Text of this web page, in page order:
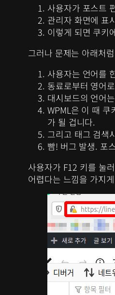
사용자가 포스트
관리자 화면에 표
이렇게 되면 쿠키
그러나 문제는 아래처
사용자는 언어를
동료로부터 영어
대시보드의 언어
WPML은 이 때 쿠
가 될 겁니다.
그리고 태그 검색
빰! 버그 발생. 포
사용자가 F12 키를 눌
어렵다는 느낌을 가지